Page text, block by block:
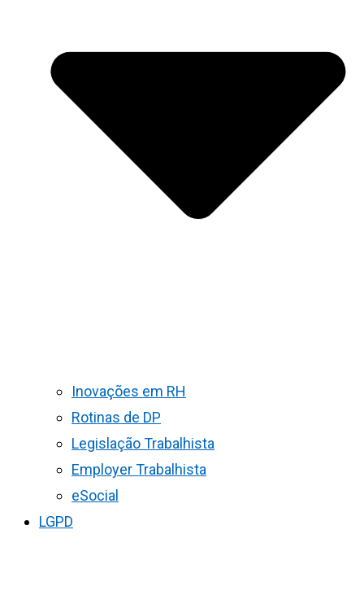
Inovações em RH
Rotinas de DP
Legislação Trabalhista
Employer Trabalhista
eSocial
LGPD